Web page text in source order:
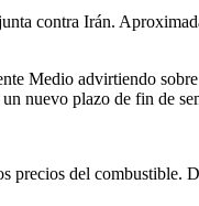
contra Irán.
Medio advirtiendo
nuevo plazo de fin de
del combustible.